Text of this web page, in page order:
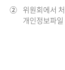
② 위원회에서
개인정보파